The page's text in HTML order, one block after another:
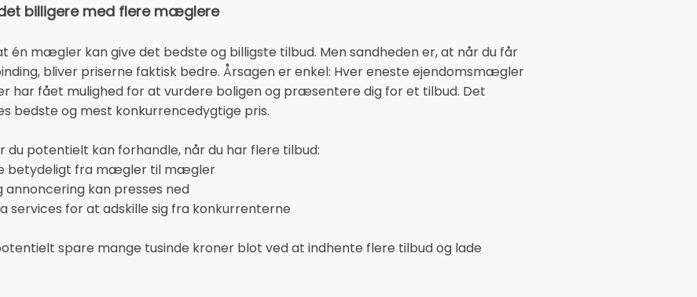
billigere med flere mæglere
mægler kan give det bedste og billigste tilbud. Men sandheden er, at når du får
bliver priserne faktisk bedre. Årsagen er enkel: Hver eneste ejendomsmægler
har fået mulighed for at vurdere boligen og præsentere dig for et tilbud. Det
bedste og mest konkurrencedygtige pris.
du potentielt kan forhandle, når du har flere tilbud:
betydeligt fra mægler til mægler
kan presses ned
for at adskille sig fra konkurrenterne
spare mange tusinde kroner blot ved at indhente flere tilbud og lade